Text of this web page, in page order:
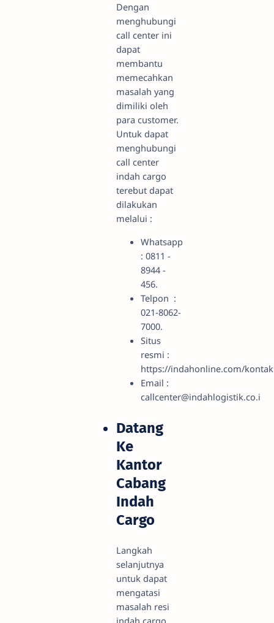
Dengan
menghubungi
call center ini
dapat
membantu
memecahkan
masalah yang
dimiliki oleh
para customer.
Untuk dapat
menghubungi
call center
indah cargo
terebut dapat
dilakukan
melalui :
Whatsapp
: 0811 -
8944 -
456.
Telpon :
021-8062-
7000.
Situs
resmi :
https://indahonline.com/
Email :
callcenter@indahlogistik.co.i
Datang
Ke
Kantor
Cabang
Indah
Cargo
Langkah
selanjutnya
untuk dapat
mengatasi
masalah resi